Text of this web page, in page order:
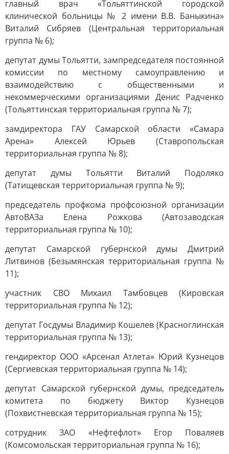
главный врач «Тольяттинской городской
клинической больницы № 2 имени В.В. Баныкина»
Виталий Сибряев (Центральная территориальная
группа № 6);
депутат думы Тольятти, зампредседателя постоянной
комиссии по местному самоуправлению и
взаимодействию с общественными и
некоммерческими организациями Денис Радченко
(Тольяттинская территориальная группа № 7);
замдиректора ГАУ Самарской области «Самара
Арена» Алексей Юрьев (Ставропольская
территориальная группа № 8);
депутат думы Тольятти Виталий Подоляко
(Татищевская территориальная группа № 9);
председатель профкома профсоюзной организации
АвтоВАЗа Елена Рожкова (Автозаводская
территориальная группа № 10);
депутат Самарской губернской думы Дмитрий
Литвинов (Безымянская территориальная группа №
11);
участник СВО Михаил Тамбовцев (Кировская
территориальная группа № 12);
депутат Госдумы Владимир Кошелев (Красноглинская
территориальная группа № 13);
гендиректор ООО «Арсенал Атлета» Юрий Кузнецов
(Сергиевская территориальная группа № 14);
депутат Самарской губернской думы, председатель
комитета по бюджету Виктор Кузнецов
(Похвистневская территориальная группа № 15);
сотрудник ЗАО «Нефтефлот» Егор Поваляев
(Комсомольская территориальная группа № 16);